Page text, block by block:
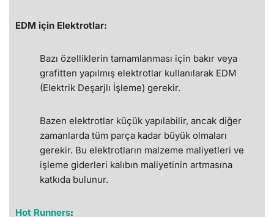
EDM için Elektrotlar:
Bazı özelliklerin tamamlanması için bakır veya
grafitten yapılmış elektrotlar kullanılarak EDM
(Elektrik Deşarjlı İşleme) gerekir.
Bazen elektrotlar küçük yapılabilir, ancak diğer
zamanlarda tüm parça kadar büyük olmaları
gerekir. Bu elektrotların malzeme maliyetleri ve
işleme giderleri kalıbın maliyetinin artmasına
katkıda bulunur.
Hot Runners: